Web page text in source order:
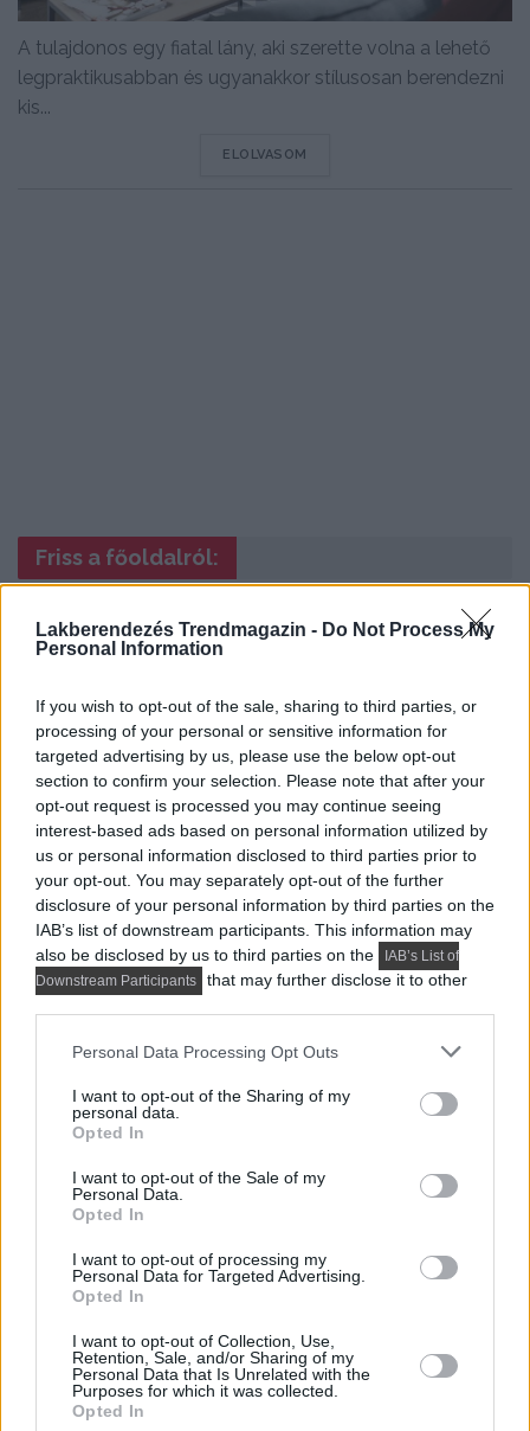
Lakberendezés Trendmagazin - Do Not Process My
Personal Information
If you wish to opt-out of the sale, sharing to third parties, or
processing of your personal or sensitive information for
targeted advertising by us, please use the below opt-out
section to confirm your selection. Please note that after your
opt-out request is processed you may continue seeing
interest-based ads based on personal information utilized by
us or personal information disclosed to third parties prior to
your opt-out. You may separately opt-out of the further
disclosure of your personal information by third parties on the
IAB’s list of downstream participants. This information may
also be disclosed by us to third parties on the
IAB’s List of
Downstream Participants
that may further disclose it to other
Please note that this website/app uses one or more Google
not limited to your visit or usage behaviour. You may click to
grant or deny consent to Google and its third-party tags to
use your data for below specified purposes in below Google
consent section.
Personal Data Processing Opt Outs
I want to opt-out of the Sharing of my
personal data.
Opted In
I want to opt-out of the Sale of my
Personal Data.
Opted In
I want to opt-out of processing my
Personal Data for Targeted Advertising.
Opted In
I want to opt-out of Collection, Use,
Retention, Sale, and/or Sharing of my
Personal Data that Is Unrelated with the
Purposes for which it was collected.
Opted In
A tulajdonos egy fiatal lány, aki szerette volna a lehető
legpraktikusabban és ugyanakkor stílusosan berendezni
kis...
ELOLVASOM
Friss a főoldalról:
HÍREK, TREND, STÍLUS ÉS DESIGN
Összeköltöző pár 56 m²-es lakása:
dolgozósarok a szekrényben,
konyhasziget, színes részletek
HÁZAK, ENTERIŐRÖK - INSPIRÁCIÓ KÉPEKBEN
Hivalkodó megoldások nélkül: minőség és
kényelem egy férfi 52 m²-es lakásában